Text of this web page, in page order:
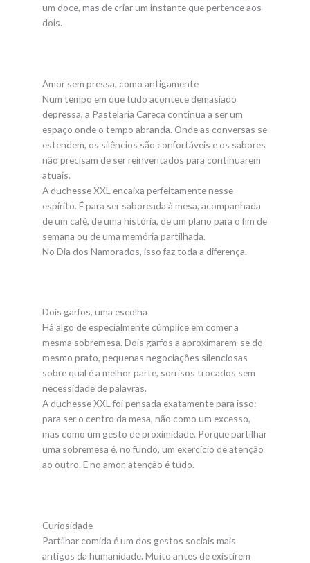
um doce, mas de criar um instante que pertence aos
dois.
Amor sem pressa, como antigamente
Num tempo em que tudo acontece demasiado
depressa, a Pastelaria Careca continua a ser um
espaço onde o tempo abranda. Onde as conversas se
estendem, os silêncios são confortáveis e os sabores
não precisam de ser reinventados para continuarem
atuais.
A duchesse XXL encaixa perfeitamente nesse
espírito. É para ser saboreada à mesa, acompanhada
de um café, de uma história, de um plano para o fim de
semana ou de uma memória partilhada.
No Dia dos Namorados, isso faz toda a diferença.
Dois garfos, uma escolha
Há algo de especialmente cúmplice em comer a
mesma sobremesa. Dois garfos a aproximarem-se do
mesmo prato, pequenas negociações silenciosas
sobre qual é a melhor parte, sorrisos trocados sem
necessidade de palavras.
A duchesse XXL foi pensada exatamente para isso:
para ser o centro da mesa, não como um excesso,
mas como um gesto de proximidade. Porque partilhar
uma sobremesa é, no fundo, um exercício de atenção
ao outro. E no amor, atenção é tudo.
Curiosidade
Partilhar comida é um dos gestos sociais mais
antigos da humanidade. Muito antes de existirem